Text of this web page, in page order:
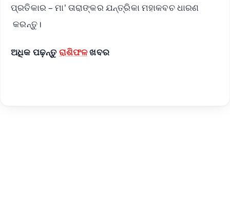
ପ୍ରତିକାର – ମା' ତାରାଙ୍କର ଯନ୍ତ୍ରିକା ମହାକବଚ ଧାରଣ
କରନ୍ତୁ।
ଅଧିକ ପଢ଼ନ୍ତୁ ରାଶିଫଳଖବର